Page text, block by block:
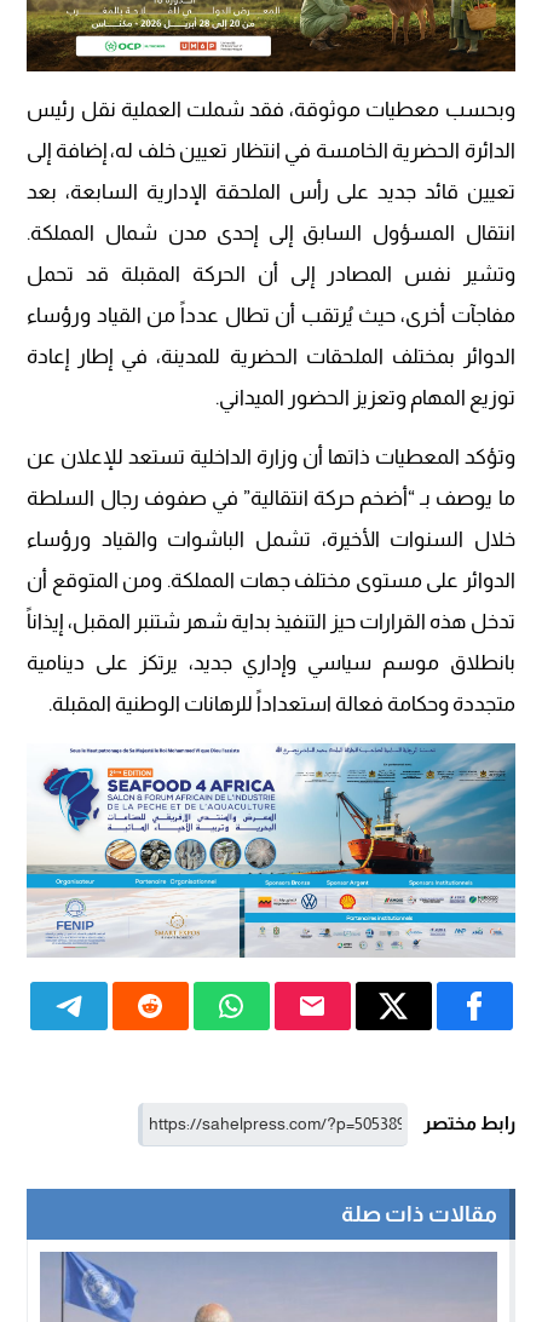
وبحسب معطيات موثوقة، فقد شملت العملية نقل رئيس
الدائرة الحضرية الخامسة في انتظار تعيين خلف له، إضافة إلى
تعيين قائد جديد على رأس الملحقة الإدارية السابعة، بعد
انتقال المسؤول السابق إلى إحدى مدن شمال المملكة.
وتشير نفس المصادر إلى أن الحركة المقبلة قد تحمل
مفاجآت أخرى، حيث يُرتقب أن تطال عدداً من القياد ورؤساء
الدوائر بمختلف الملحقات الحضرية للمدينة، في إطار إعادة
توزيع المهام وتعزيز الحضور الميداني.
وتؤكد المعطيات ذاتها أن وزارة الداخلية تستعد للإعلان عن
ما يوصف بـ “أضخم حركة انتقالية” في صفوف رجال السلطة
خلال السنوات الأخيرة، تشمل الباشوات والقياد ورؤساء
الدوائر على مستوى مختلف جهات المملكة. ومن المتوقع أن
تدخل هذه القرارات حيز التنفيذ بداية شهر شتنبر المقبل، إيذاناً
بانطلاق موسم سياسي وإداري جديد، يرتكز على دينامية
متجددة وحكامة فعالة استعداداً للرهانات الوطنية المقبلة.
رابط مختصر
مقالات ذات صلة